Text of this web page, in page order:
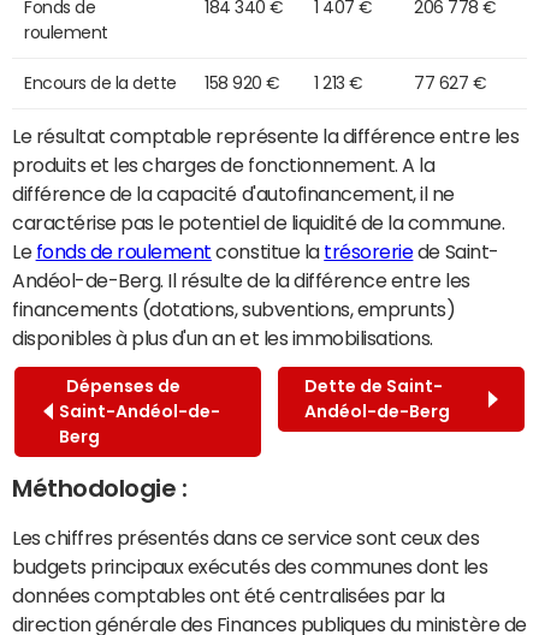
Fonds de
roulement
184 340 € 1 407 € 206 778 €
Encours de la dette 158 920 € 1 213 € 77 627 €
Le résultat comptable représente la différence entre les
produits et les charges de fonctionnement. A la
différence de la capacité d'autofinancement, il ne
caractérise pas le potentiel de liquidité de la commune.
Le fonds de roulement constitue la trésoreriede Saint-
Andéol-de-Berg. Il résulte de la différence entre les
financements (dotations, subventions, emprunts)
disponibles à plus d'un an et les immobilisations.
Dépenses de
Saint-Andéol-de-
Berg
Dette de Saint-
Andéol-de-Berg
Méthodologie :
Les chiffres présentés dans ce service sont ceux des
budgets principaux exécutés des communes dont les
données comptables ont été centralisées par la
direction générale des Finances publiques du ministère de